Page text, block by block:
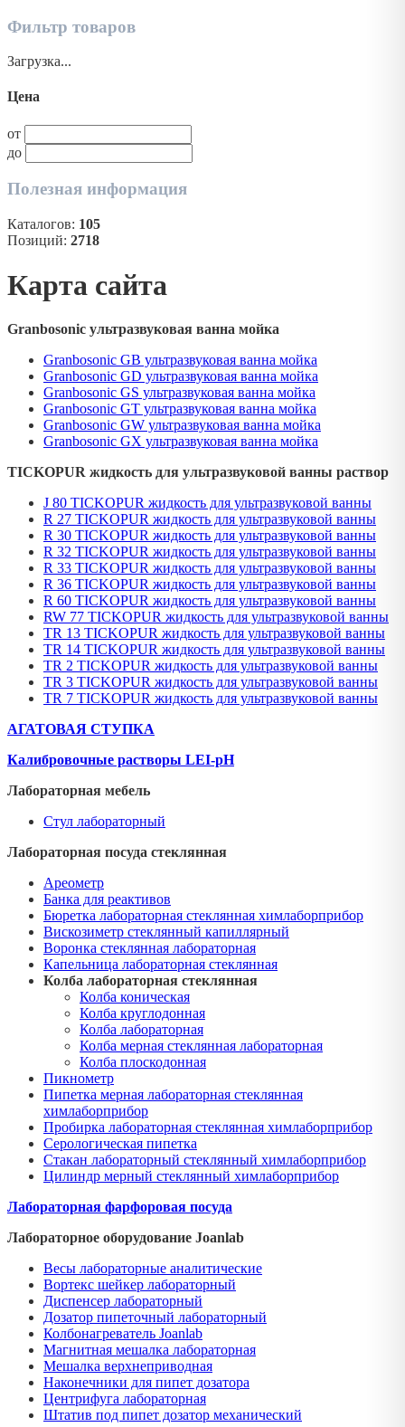
Фильтр товаров
Загрузка...
Цена
от
до
Полезная информация
Каталогов: 105
Позиций: 2718
Карта сайта
Granbosonic ультразвуковая ванна мойка
Granbosonic GB ультразвуковая ванна мойка
Granbosonic GD ультразвуковая ванна мойка
Granbosonic GS ультразвуковая ванна мойка
Granbosonic GT ультразвуковая ванна мойка
Granbosonic GW ультразвуковая ванна мойка
Granbosonic GX ультразвуковая ванна мойка
TICKOPUR жидкость для ультразвуковой ванны раствор
J 80 TICKOPUR жидкость для ультразвуковой ванны
R 27 TICKOPUR жидкость для ультразвуковой ванны
R 30 TICKOPUR жидкость для ультразвуковой ванны
R 32 TICKOPUR жидкость для ультразвуковой ванны
R 33 TICKOPUR жидкость для ультразвуковой ванны
R 36 TICKOPUR жидкость для ультразвуковой ванны
R 60 TICKOPUR жидкость для ультразвуковой ванны
RW 77 TICKOPUR жидкость для ультразвуковой ванны
TR 13 TICKOPUR жидкость для ультразвуковой ванны
TR 14 TICKOPUR жидкость для ультразвуковой ванны
TR 2 TICKOPUR жидкость для ультразвуковой ванны
TR 3 TICKOPUR жидкость для ультразвуковой ванны
TR 7 TICKOPUR жидкость для ультразвуковой ванны
АГАТОВАЯ СТУПКА
Калибровочные растворы LEI-pH
Лабораторная мебель
Стул лабораторный
Лабораторная посуда стеклянная
Ареометр
Банка для реактивов
Бюретка лабораторная стеклянная химлаборприбор
Вискозиметр стеклянный капиллярный
Воронка стеклянная лабораторная
Капельница лабораторная стеклянная
Колба лабораторная стеклянная
Колба коническая
Колба круглодонная
Колба лабораторная
Колба мерная стеклянная лабораторная
Колба плоскодонная
Пикнометр
Пипетка мерная лабораторная стеклянная
химлаборприбор
Пробирка лабораторная стеклянная химлаборприбор
Серологическая пипетка
Стакан лабораторный стеклянный химлаборприбор
Цилиндр мерный стеклянный химлаборприбор
Лабораторная фарфоровая посуда
Лабораторное оборудование Joanlab
Весы лабораторные аналитические
Вортекс шейкер лабораторный
Диспенсер лабораторный
Дозатор пипеточный лабораторный
Колбонагреватель Joanlab
Магнитная мешалка лабораторная
Мешалка верхнеприводная
Наконечники для пипет дозатора
Центрифуга лабораторная
Штатив под пипет дозатор механический